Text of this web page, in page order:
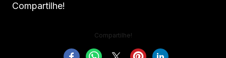
Compartilhe!
Compartilhe!